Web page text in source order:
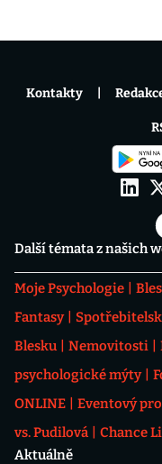
Další témata z našich
Moje Psychologie
Fantasy
Blesku
Nemovitosti
psychologické mýty
ONLINE
Eventový
vs. Pudilová
Chance
Aktuálně
Kontakty